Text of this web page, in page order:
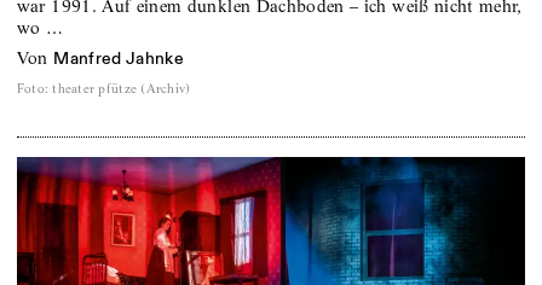
war 1991. Auf einem dunklen Dachboden – ich weiß nicht mehr,
wo …
von Manfred Jahnke
Foto: theater pfütze (Archiv)